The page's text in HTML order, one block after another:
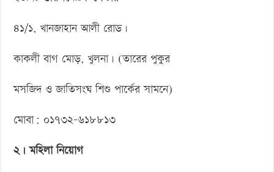
৪১/১, খানজাহান আলী রোড।
কাকলী বাগ মোড়, খুলনা। (তারের পুকুর
মসজিদ ও জাতিসংঘ শিশু পার্কের সামনে)
মোবা: ০১৭৩২-৬১৮৮১৩
২। মহিলা নিয়োগ